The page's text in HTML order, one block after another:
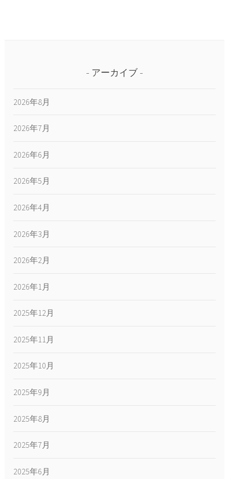
アーカイブ
2026年8月
2026年7月
2026年6月
2026年5月
2026年4月
2026年3月
2026年2月
2026年1月
2025年12月
2025年11月
2025年10月
2025年9月
2025年8月
2025年7月
2025年6月